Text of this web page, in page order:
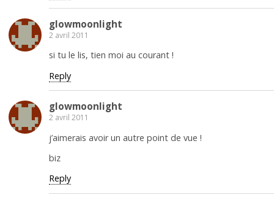
glowmoonlight
2 avril 2011
si tu le lis, tien moi au courant !
Reply
glowmoonlight
2 avril 2011
j’aimerais avoir un autre point de vue !
biz
Reply